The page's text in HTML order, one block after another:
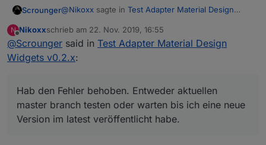
Scrounger@Nikoxx sagte in Test Adapter Material Design
Genauso hab ich mir das gedacht, funktioniert
ausgeblendeten y Achsen ein wenn ich die
anzeigen lasse werden sie auch ausgeblendet
Hab den Fehler behoben. Entweder aktuellen
Version im latest veröffentlicht habe.
N
Offline
Nikoxxschrieb am 22. Nov. 2019, 16:55
zuletzt editiert von
@Scrounger said in Test Adapter Material Design
Widgets v0.2.x:
Hab den Fehler behoben. Entweder aktuellen
master branch testen oder warten bis ich eine neue
Version im latest veröffentlicht habe.